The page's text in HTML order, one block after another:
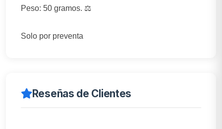
Peso: 50 gramos. ⚖️
Solo por preventa
Reseñas de Clientes